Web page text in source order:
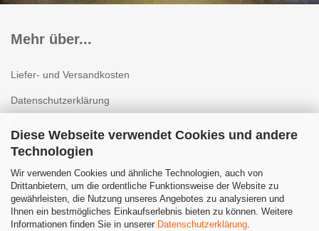
Diese Webseite verwendet Cookies und andere
Technologien
Wir verwenden Cookies und ähnliche Technologien, auch von
Drittanbietern, um die ordentliche Funktionsweise der Website zu
gewährleisten, die Nutzung unseres Angebotes zu analysieren und
Ihnen ein bestmögliches Einkaufserlebnis bieten zu können. Weitere
Informationen finden Sie in unserer Datenschutzerklärung
Mehr über...
Liefer- und Versandkosten
Datenschutzerklärung
Impressum
Kontakt
Widerrufsrecht & Muster-Widerrufsformular
Cookie Einstellungen